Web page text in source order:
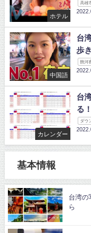
ホテル
高雄
中国語
台
歩
饒河
カレンダー
台
る！
ダウ
基本情報
台湾の
ら